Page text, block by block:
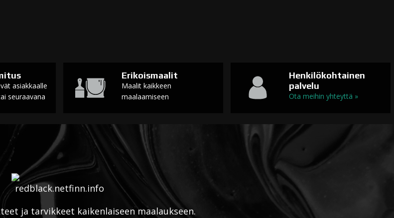
asiakkaalle
seuraavana
Erikoismaalit
Maalit kaikkeen
maalaamiseen
Henkilökohtainen
palvelu
Ota meihin yhteyttä »
ja tarvikkeet kaikenlaiseen maalaukseen.